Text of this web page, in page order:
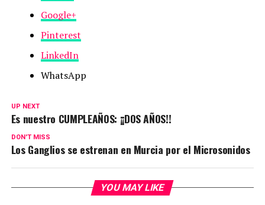
Google+
Pinterest
LinkedIn
WhatsApp
UP NEXT
Es nuestro CUMPLEAÑOS: ¡¡DOS AÑOS!!
DON'T MISS
Los Ganglios se estrenan en Murcia por el Microsonidos
YOU MAY LIKE